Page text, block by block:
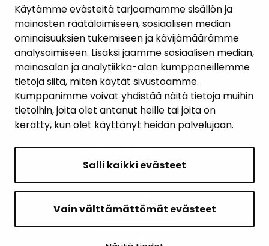
Käytämme evästeitä tarjoamamme sisällön ja
mainosten räätälöimiseen, sosiaalisen median
ominaisuuksien tukemiseen ja kävijämäärämme
analysoimiseen. Lisäksi jaamme sosiaalisen median,
mainosalan ja analytiikka-alan kumppaneillemme
tietoja siitä, miten käytät sivustoamme.
Kumppanimme voivat yhdistää näitä tietoja muihin
tietoihin, joita olet antanut heille tai joita on
kerätty, kun olet käyttänyt heidän palvelujaan.
Salli kaikki evästeet
Vain välttämättömät evästeet
AJANKOHTAISET
YHTEYSTIEDOT
KARTTAPALVELU
SIVUN ALKUUN
Intranet
Saavutettavuusseloste
Ilmoituskanava